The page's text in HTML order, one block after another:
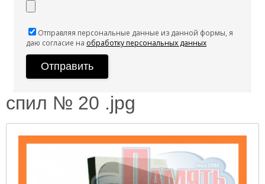
Отправляя персональные данные из данной формы, я
даю согласие на обработку персональных данных
спил № 20 .jpg